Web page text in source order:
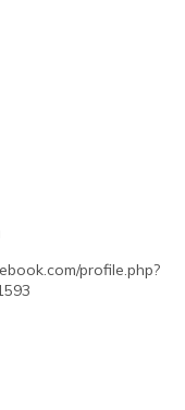
profile.php?